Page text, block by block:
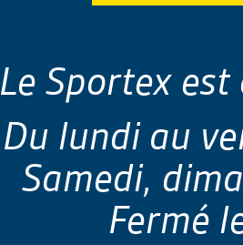
Le Sportex
Du lundi au
Samedi,
Fermé